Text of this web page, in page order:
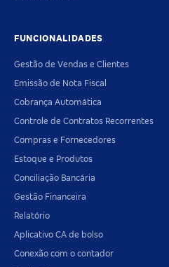
FUNCIONALIDADES
Gestão de Vendas e Clientes
Emissão de Nota Fiscal
Cobrança Automática
Controle de Contratos Recorrentes
Compras e Fornecedores
Estoque e Produtos
Conciliação Bancária
Gestão Financeira
Relatório
Aplicativo CA de bolso
Conexão com o contador